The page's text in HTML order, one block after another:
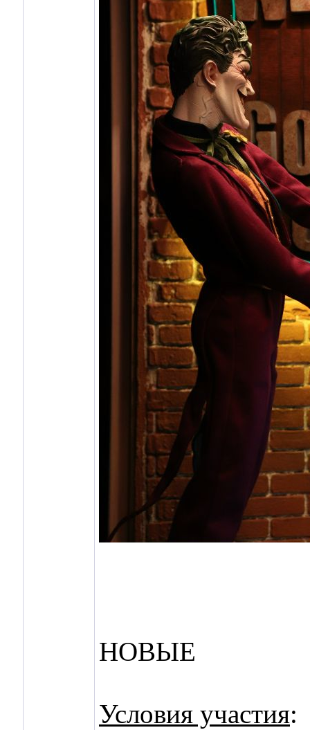
НОВЫЕ
Условия участия: